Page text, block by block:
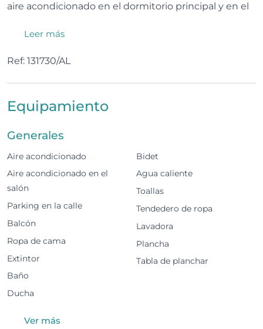
aire acondicionado en el dormitorio principal y en el
totalmente equipada.
El amplio salón incluye TV y dos pequeños balcones
centro, playas, restaurantes y transporte, perfecto
Capacidad hasta 4 huéspedes
Cocina totalmente equipada
Amplio salón con TV
Leer más
Ref: 131730/AL
Equipamiento
Generales
Aire acondicionado
Aire acondicionado en el
salón
Parking en la calle
Balcón
Ropa de cama
Extintor
Baño
Ducha
Bidet
Agua caliente
Toallas
Tendedero de ropa
Lavadora
Plancha
Tabla de planchar
Ver más